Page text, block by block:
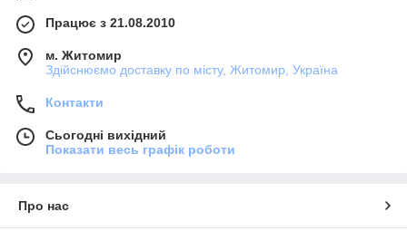
Працює з 21.08.2010
м. Житомир
Здійснюємо доставку по місту, Житомир, Україна
Контакти
Сьогодні вихідний
Показати весь графік роботи
Про нас